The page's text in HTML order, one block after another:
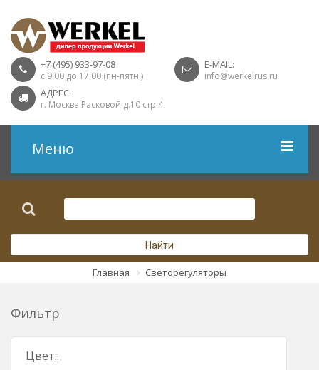
+7 (495) 933-97-08
с 9:00 до 17:00 (пн-пятн.)
E-MAIL:
info@werkelrus.ru
АДРЕС:
г. Москва Расковой д.10 стр.4
Меню
Розетки USB
Розетки Интернет/Телефон
Розетки акустика
Найти
Главная Светорегуляторы
Фильтр
Цвет::